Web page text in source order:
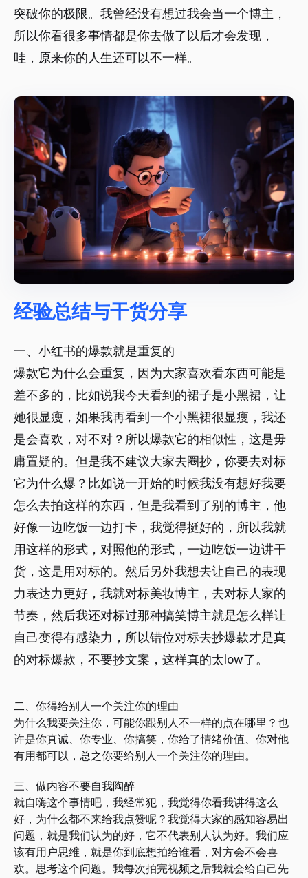
突破你的极限。我曾经没有想过我会当一个博主，
所以你看很多事情都是你去做了以后才会发现，
哇，原来你的人生还可以不一样。
经验总结与干货分享
一、小红书的爆款就是重复的
爆款它为什么会重复，因为大家喜欢看东西可能是
差不多的，比如说我今天看到的裙子是小黑裙，让
她很显瘦，如果我再看到一个小黑裙很显瘦，我还
是会喜欢，对不对？所以爆款它的相似性，这是毋
庸置疑的。但是我不建议大家去圈抄，你要去对标
它为什么爆？比如说一开始的时候我没有想好我要
怎么去拍这样的东西，但是我看到了别的博主，他
好像一边吃饭一边打卡，我觉得挺好的，所以我就
用这样的形式，对照他的形式，一边吃饭一边讲干
货，这是用对标的。然后另外我想去让自己的表现
力表达力更好，我就对标美妆博主，去对标人家的
节奏，然后我还对标过那种搞笑博主就是怎么样让
自己变得有感染力，所以错位对标去抄爆款才是真
的对标爆款，不要抄文案，这样真的太low了。
二、你得给别人一个关注你的理由
为什么我要关注你，可能你跟别人不一样的点在哪里？也
许是你真诚、你专业、你搞笑，你给了情绪价值、你对他
有用都可以，总之你要给别人一个关注你的理由。
三、做内容不要自我陶醉
就自嗨这个事情吧，我经常犯，我觉得你看我讲得这么
好，为什么都不来给我点赞呢？我觉得大家的感知容易出
问题，就是我们认为的好，它不代表别人认为好。我们应
该有用户思维，就是你到底想拍给谁看，对方会不会喜
欢。思考这个问题。我每次拍完视频之后我就会给自己先